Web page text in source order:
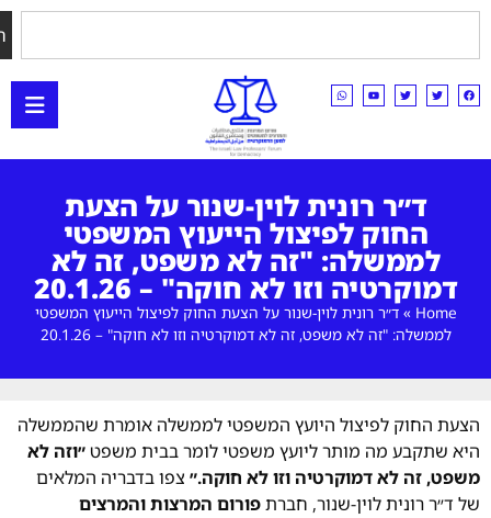
ד״ר רונית לוין-שנור על הצעת
החוק לפיצול הייעוץ המשפטי
לממשלה: "זה לא משפט, זה לא
וזו לא חוקה" – 20.1.26
»ד״ר רונית לוין-שנור על הצעת החוק לפיצול הייעוץ המשפטי
"זה לא משפט, זה לא דמוקרטיה וזו לא חוקה" – 20.1.26
החוק לפיצול היועץ המשפטי לממשלה אומרת שהממשלה
מה מותר ליועץ משפטי לומר בבית משפט״וזה לא
זה לא דמוקרטיה וזו לא חוקה.״צפו בדבריה המלאים
רונית לוין-שנור, חברת פורום המרצות והמרצים